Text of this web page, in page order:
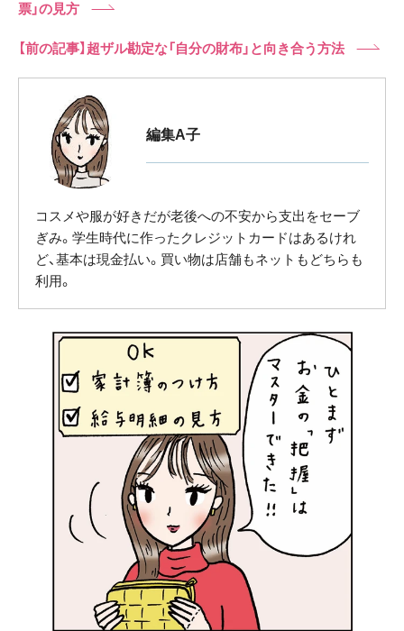
票」の見方
【前の記事】超ザル勘定な「自分の財布」と向き合う方法
編集A子
コスメや服が好きだが老後への不安から支出をセーブ
ぎみ。学生時代に作ったクレジットカードはあるけれ
ど、基本は現金払い。買い物は店舗もネットもどちらも
利用。